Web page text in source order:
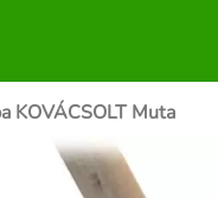
KOVÁCSOLT Muta